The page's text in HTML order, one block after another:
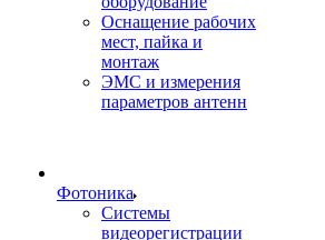
Оснащение рабочих
мест, пайка и
монтаж
ЭМС и измерения
параметров антенн
Фотоника
Cистемы
видеорегистрации